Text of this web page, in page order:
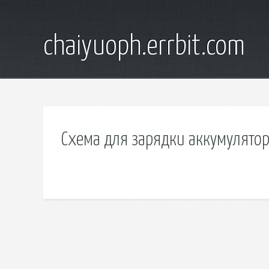
chaiyuoph.errbit.com
Схема для зарядки